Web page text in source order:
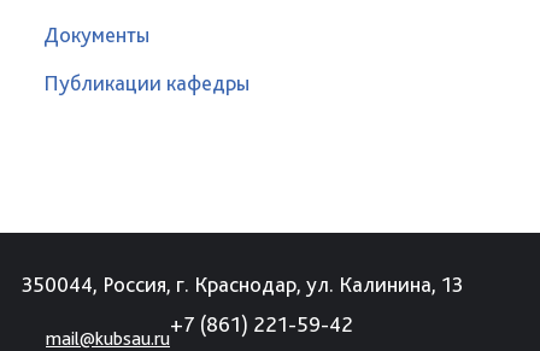
Документы
Публикации кафедры
350044, Россия, г. Краснодар, ул. Калинина, 13
mail@kubsau.ru
+7 (861) 221-59-42